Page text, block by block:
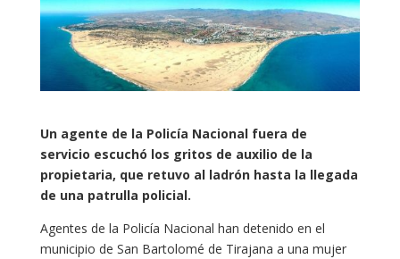
Un agente de la Policía Nacional fuera de
servicio escuchó los gritos de auxilio de la
propietaria, que retuvo al ladrón hasta la llegada
de una patrulla policial.
Agentes de la Policía Nacional han detenido en el
municipio de San Bartolomé de Tirajana a una mujer